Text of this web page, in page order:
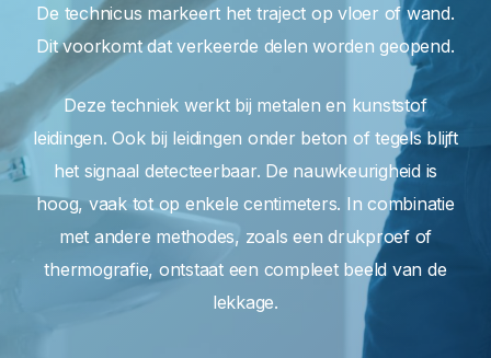
De technicus markeert het traject op vloer of wand.
Dit voorkomt dat verkeerde delen worden geopend.
Deze techniek werkt bij metalen en kunststof
leidingen. Ook bij leidingen onder beton of tegels blijft
het signaal detecteerbaar. De nauwkeurigheid is
hoog, vaak tot op enkele centimeters. In combinatie
met andere methodes, zoals een drukproef of
thermografie, ontstaat een compleet beeld van de
lekkage.